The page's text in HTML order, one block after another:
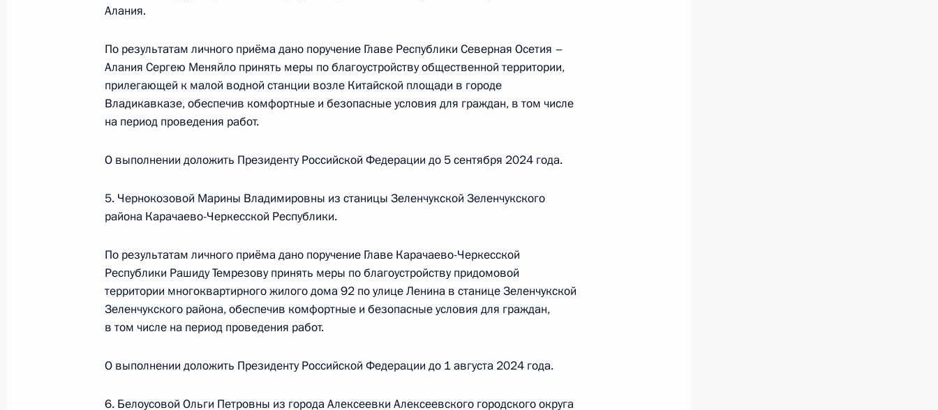
Исполнено поручение (меры приняты), данное по итогам личного приёма в режиме
по поручению Президента Российской Федерации начальником Управления
Президента Российской Федерации по развитию информационно-
коммуникационных технологий и инфраструктуры связи Татьяной Матвеевой
в Приёмной Президента Российской Федерации по приёму граждан в Москве
1 сентября 2023 года
23 ноября 2023 года, четверг
конференц-связи жительницы Магаданской области, проведённого по поручению
Президента Российской Федерации начальником Управления Президента
Российской Федерации по развитию информационно-коммуникационных
технологий и инфраструктуры связи Татьяной Матвеевой в Приёмной Президента
Российской Федерации по приёму граждан в Москве 1 сентября 2023 года
Алания.
По результатам личного приёма дано поручение Главе Республики Северная Осетия –
Алания Сергею Меняйло принять меры по благоустройству общественной территории,
прилегающей к малой водной станции возле Китайской площади в городе
Владикавказе, обеспечив комфортные и безопасные условия для граждан, в том числе
на период проведения работ.
О выполнении доложить Президенту Российской Федерации до 5 сентября 2024 года.
5. Чернокозовой Марины Владимировны из станицы Зеленчукской Зеленчукского
района Карачаево-Черкесской Республики.
По результатам личного приёма дано поручение Главе Карачаево-Черкесской
Республики Рашиду Темрезову принять меры по благоустройству придомовой
территории многоквартирного жилого дома 92 по улице Ленина в станице Зеленчукской
Зеленчукского района, обеспечив комфортные и безопасные условия для граждан,
в том числе на период проведения работ.
О выполнении доложить Президенту Российской Федерации до 1 августа 2024 года.
6. Белоусовой Ольги Петровны из города Алексеевки Алексеевского городского округа